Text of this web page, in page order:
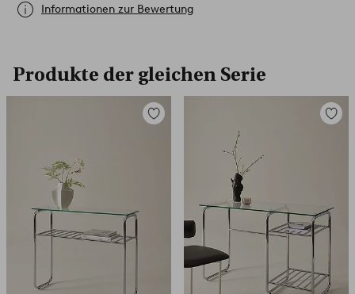
Informationen zur Bewertung
Produkte der gleichen Serie
Zu
Zu